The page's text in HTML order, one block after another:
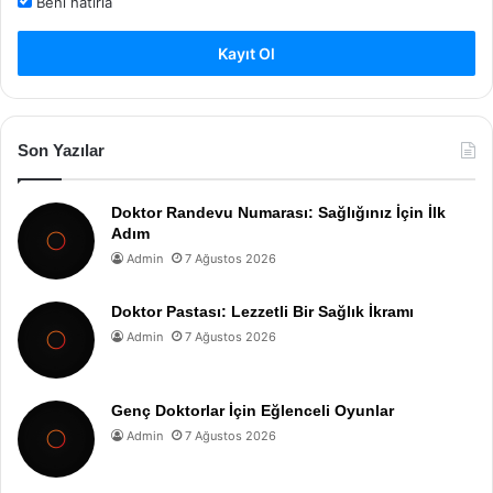
Kayıt Ol
Son Yazılar
Doktor Randevu Numarası: Sağlığınız İçin İlk
Adım
Admin 7 Ağustos 2026
Doktor Pastası: Lezzetli Bir Sağlık İkramı
Admin 7 Ağustos 2026
Genç Doktorlar İçin Eğlenceli Oyunlar
Admin 7 Ağustos 2026